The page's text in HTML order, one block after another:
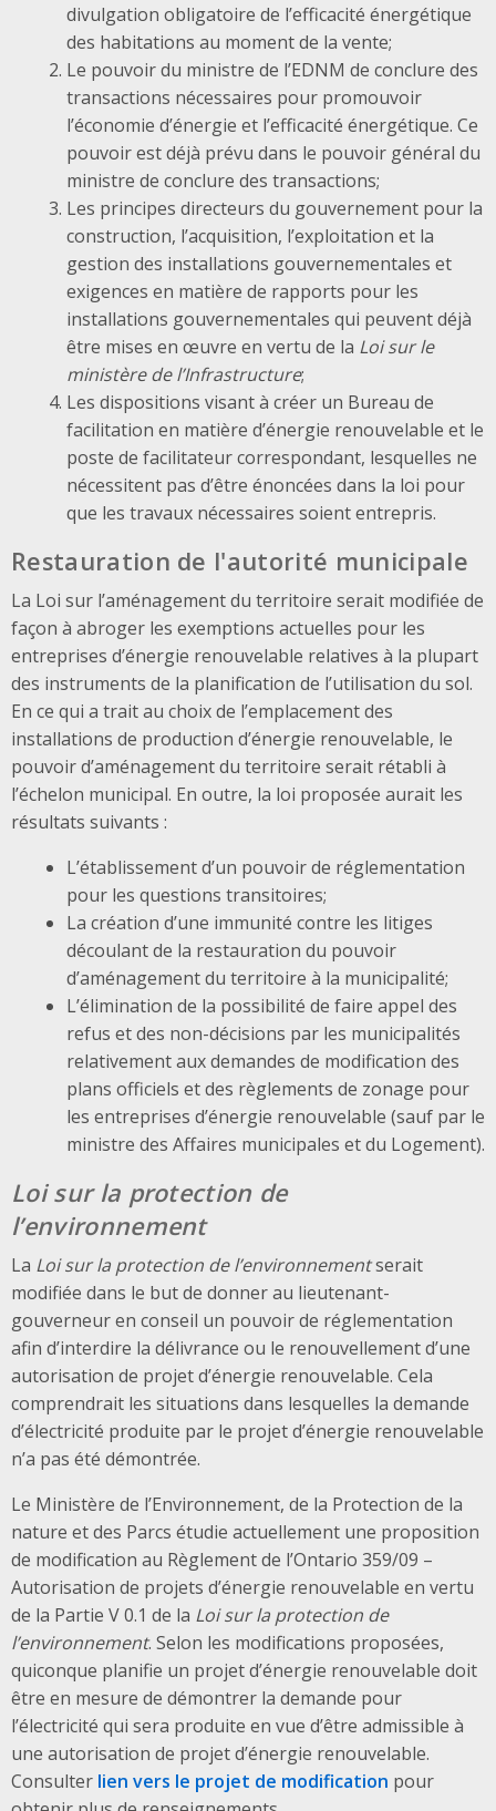
divulgation obligatoire de l’efficacité énergétique
des habitations au moment de la vente;
Le pouvoir du ministre de l’EDNM de conclure des
transactions nécessaires pour promouvoir
l’économie d’énergie et l’efficacité énergétique. Ce
pouvoir est déjà prévu dans le pouvoir général du
ministre de conclure des transactions;
Les principes directeurs du gouvernement pour la
construction, l’acquisition, l’exploitation et la
gestion des installations gouvernementales et
exigences en matière de rapports pour les
installations gouvernementales qui peuvent déjà
être mises en œuvre en vertu de la Loi sur le
ministère de l’Infrastructure;
Les dispositions visant à créer un Bureau de
facilitation en matière d’énergie renouvelable et le
poste de facilitateur correspondant, lesquelles ne
nécessitent pas d’être énoncées dans la loi pour
que les travaux nécessaires soient entrepris.
Restauration de l'autorité municipale
La Loi sur l’aménagement du territoire serait modifiée de
façon à abroger les exemptions actuelles pour les
entreprises d’énergie renouvelable relatives à la plupart
des instruments de la planification de l’utilisation du sol.
En ce qui a trait au choix de l’emplacement des
installations de production d’énergie renouvelable, le
pouvoir d’aménagement du territoire serait rétabli à
l’échelon municipal. En outre, la loi proposée aurait les
résultats suivants :
L’établissement d’un pouvoir de réglementation
pour les questions transitoires;
La création d’une immunité contre les litiges
découlant de la restauration du pouvoir
d’aménagement du territoire à la municipalité;
L’élimination de la possibilité de faire appel des
refus et des non-décisions par les municipalités
relativement aux demandes de modification des
plans officiels et des règlements de zonage pour
les entreprises d’énergie renouvelable (sauf par le
ministre des Affaires municipales et du Logement).
Loi sur la protection de
l’environnement
La Loi sur la protection de l’environnementserait
modifiée dans le but de donner au lieutenant-
gouverneur en conseil un pouvoir de réglementation
afin d’interdire la délivrance ou le renouvellement d’une
autorisation de projet d’énergie renouvelable. Cela
comprendrait les situations dans lesquelles la demande
d’électricité produite par le projet d’énergie renouvelable
n’a pas été démontrée.
Le Ministère de l’Environnement, de la Protection de la
nature et des Parcs étudie actuellement une proposition
de modification au Règlement de l’Ontario 359/09 –
Autorisation de projets d’énergie renouvelable en vertu
de la Partie V 0.1 de la Loi sur la protection de
l’environnement. Selon les modifications proposées,
quiconque planifie un projet d’énergie renouvelable doit
être en mesure de démontrer la demande pour
l’électricité qui sera produite en vue d’être admissible à
une autorisation de projet d’énergie renouvelable.
Consulter lien vers le projet de modification pour